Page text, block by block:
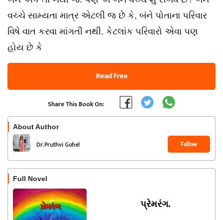
વચ્ચે સામ્યતા માત્ર એટલી જ છે કે, બંને પોતાના પરિવાર
વિષે વાત કરવા માંગતી નથી. કેટલાંક પરિવારો એવા પણ
હોય છે કે
Read Free
Share This Book On:
About Author
Dr. Pruthvi Gohel Follow
Full Novel
પ્રેમરંગ.